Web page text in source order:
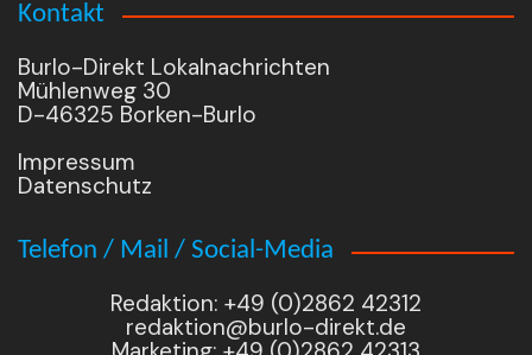
Kontakt
Burlo-Direkt Lokalnachrichten
Mühlenweg 30
D-46325 Borken-Burlo
Impressum
Datenschutz
Telefon / Mail / Social-Media
Redaktion: +49 (0)2862 42312
redaktion@burlo-direkt.de